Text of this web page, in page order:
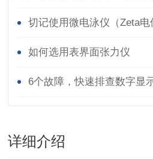
切记使用微电泳仪（Zeta
如何选用表界面张力仪
6个故障，快速排查数字显
详细介绍